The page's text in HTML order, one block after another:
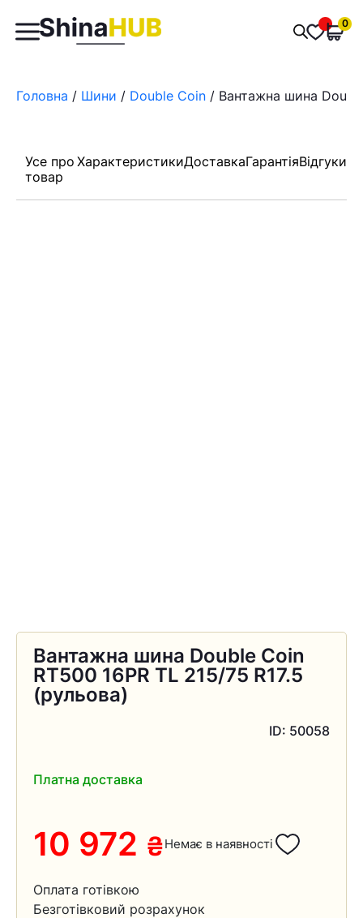
Пошук
товарів
0
Головна / Шини / Double Coin / Вантажна шина
Усе про
товар
ХарактеристикиДоставкаГарантіяВідгуки
Вантажна шина Double Coin
RT500 16PR TL 215/75 R17.5
(рульова)
ID: 50058
Платна доставка
10 972 ₴Немає в наявності
Оплата готівкою
Безготівковий розрахунок